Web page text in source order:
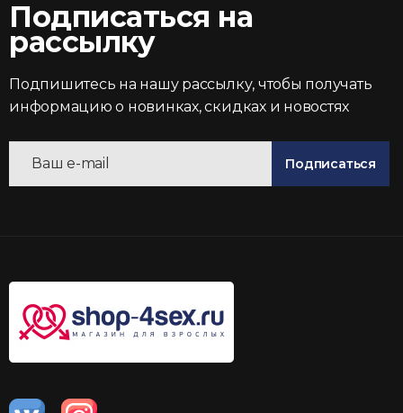
Подписаться на
рассылку
Подпишитесь на нашу рассылку, чтобы получать
информацию о новинках, скидках и новостях
Подписаться